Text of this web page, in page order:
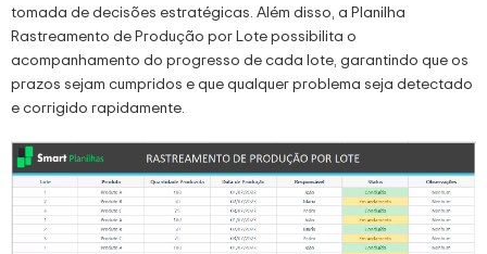
tomada de decisões estratégicas. Além disso, a Planilha
Rastreamento de Produção por Lote possibilita o
acompanhamento do progresso de cada lote, garantindo que os
prazos sejam cumpridos e que qualquer problema seja detectado
e corrigido rapidamente.